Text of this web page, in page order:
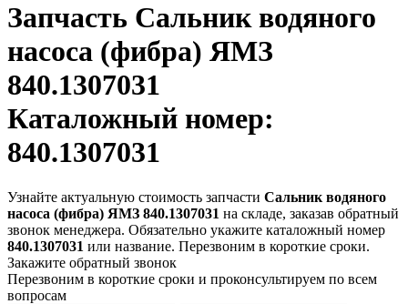
Запчасть Сальник водяного
насоса (фибра) ЯМЗ
840.1307031
Каталожный номер:
840.1307031
Узнайте актуальную стоимость запчасти Сальник водяного
насоса (фибра) ЯМЗ 840.1307031 на складе, заказав обратный
звонок менеджера. Обязательно укажите каталожный номер
840.1307031 или название. Перезвоним в короткие сроки.
Закажите обратный звонок
Перезвоним в короткие сроки и проконсультируем по всем
вопросам